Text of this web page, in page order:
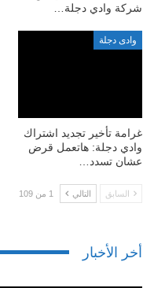
شركة وادي دجلة…
وادى دجلة
غرامة تأخير تجديد اشتراك
وادي دجلة: هاتعمل قرض
عشان تسدد…
السابق التالي 1 من 109
أخر الأخبار